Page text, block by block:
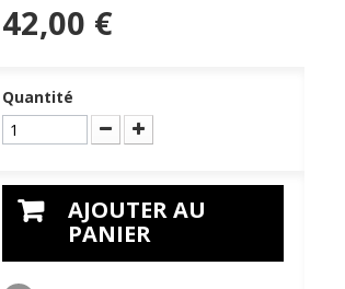
42,00 €
Quantité
AJOUTER AU
PANIER